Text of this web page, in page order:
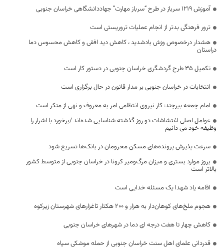
آموزش ۱۲۱۹ سرباز در طرح “سرباز مهارت” جهاددانشگاهی خراسان جنوبی
ترور فرهنگی بدتر از انجام عملیات تروریستی است
هشدار درخصوص وزش بادشدید ، کاهش دید افقی و کاهش محسوس دما
دراستان
تکمیل ۳۵ طرح گردشگری خراسان جنوبی در دستور کار است
انتخابات در خراسان جنوبی بر مدار قانون در حال برگزاری است
امام جمعه بیرجند: کار نیروی انتظامی امر به معروف و نهی از منکر است
عوامل اصلی اغتشاشات دو روز گذشته شناسایی شده‌اند /برخورد با اشرار را
وظیفه خود می دانیم
سرعت پذیرش پرونده‌های مسکن محرومان در بانک‌ها تسریع شود
بروز موارد بستری و میزان مرگ‌ومیر کرونا در خراسان جنوبی از متوسط کشور
بالاتر است
اقامه یاد شهدا یک مسئله خدایی است
هجوم ملخ‌های کوهان‌دار به هزار و ۲۰۰ هکتار تاغزارهای شهرستان زیرکوه
کاهش چهار تا هفت درجه ای دما در شهرهای خراسان جنوبی
قدردانی علمای اهل سنت خراسان جنوبی از حمله موشکی سپاه